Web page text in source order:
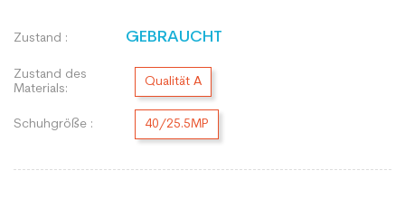
Zustand : GEBRAUCHT
Zustand des
Materials:
Qualität A
Schuhgröße : 40/25.5MP